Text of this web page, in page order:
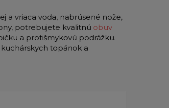
a vriaca voda, nabrúsené nože,
potrebujete kvalitnú obuv
a protišmykovú podrážku.
topánok a